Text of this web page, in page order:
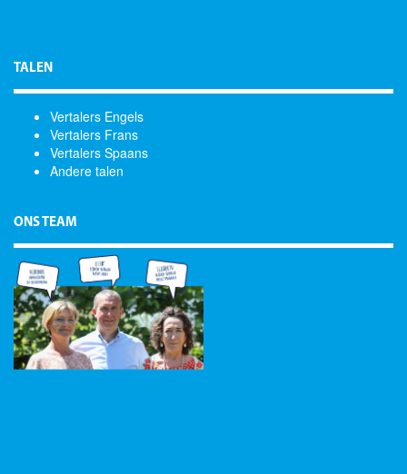
TALEN
Vertalers Engels
Vertalers Frans
Vertalers Spaans
Andere talen
ONS TEAM